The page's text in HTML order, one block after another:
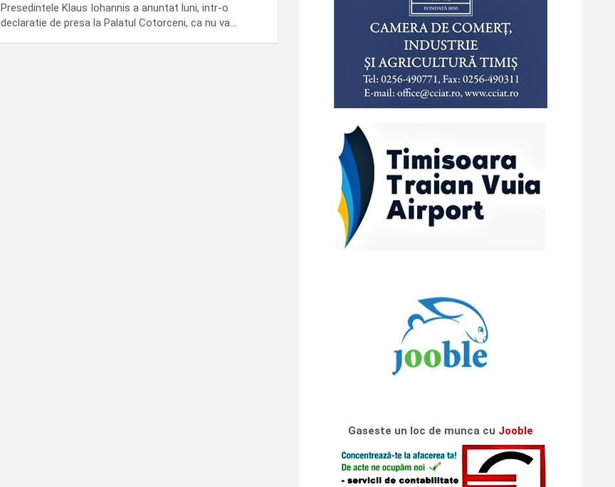
Presedintele Klaus Iohannis a anuntat luni, intr-o
declaratie de presa la Palatul Cotorceni, ca nu va…
Gaseste un loc de munca cu Jooble